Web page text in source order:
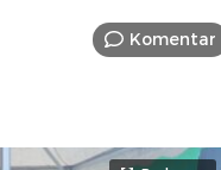
Komentar